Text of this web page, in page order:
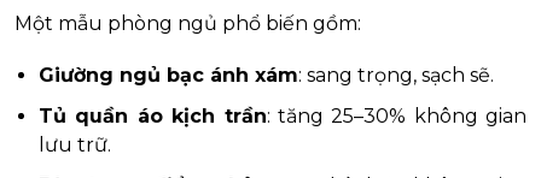
Một mẫu phòng ngủ phổ biến gồm:
Giường ngủ bạc ánh xám: sang trọng, sạch sẽ.
Tủ quần áo kịch trần: tăng 25–30% không gian
lưu trữ.